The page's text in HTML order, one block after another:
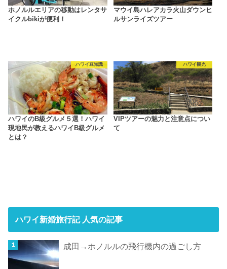
ホノルルエリアの移動はレンタサ
イクルbikiが便利！
マウイ島ハレアカラ火山ダウンヒ
ルサンライズツアー
ハワイ豆知識
ハワイのB級グルメ５選！ハワイ
現地民が教えるハワイB級グルメ
とは？
ハワイ観光
VIPツアーの魅力と注意点につい
て
ハワイ新婚旅行記 人気の記事
成田→ホノルルの飛行機内の過ごし方